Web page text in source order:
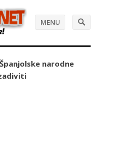
MENU
Španjolske narodne